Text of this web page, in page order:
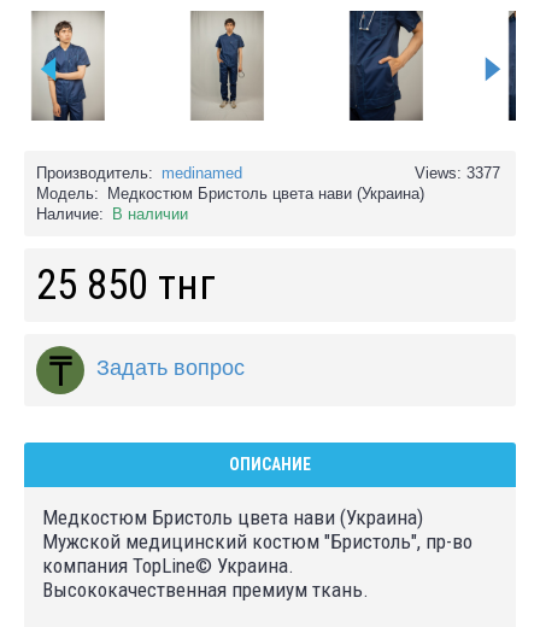
Views: 3377
Производитель: medinamed
Модель:
Медкостюм Бристоль цвета нави (Украина)
Наличие:
В наличии
25 850 тнг
Задать вопрос
ОПИСАНИЕ
Медкостюм Бристоль цвета нави (Украина)
Мужской медицинский костюм "Бристоль", пр-во
компания TopLine© Украина.
Высококачественная премиум ткань.